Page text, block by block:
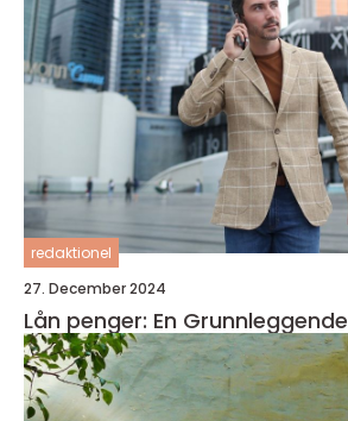
redaktionel
27. December 2024
Lån penger: En